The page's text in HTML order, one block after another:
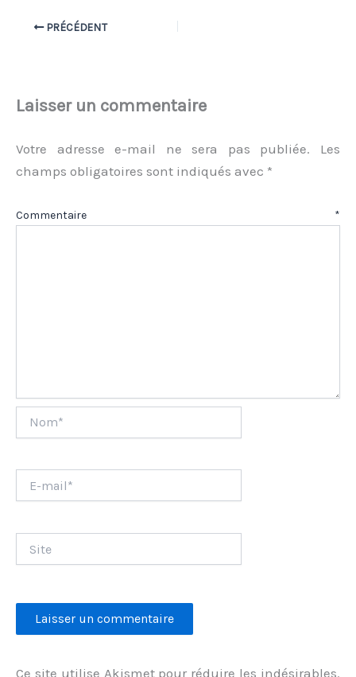
PRÉCÉDENT
Laisser un commentaire
Votre adresse e-mail ne sera pas publiée.
Les
champs obligatoires sont indiqués avec *
Commentaire *
mail*
Ce site utilise Akismet pour réduire les indésirables.